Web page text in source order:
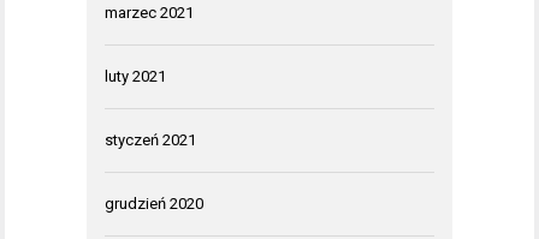
marzec 2021
luty 2021
styczeń 2021
grudzień 2020